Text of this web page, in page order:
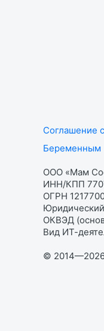
Соглашение
Беременным
ООО «Мам
ИНН/КПП
ОГРН
ОКВЭД
Вид ИТ-
© 2014—2026